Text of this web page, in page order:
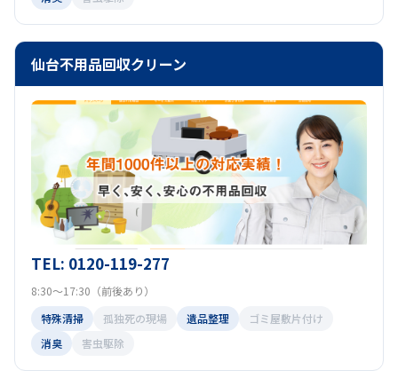
仙台不用品回収クリーン
TEL: 0120-119-277
8:30～17:30（前後あり）
特殊清掃
孤独死の現場 遺品整理
ゴミ屋敷片付け
消臭
害虫駆除